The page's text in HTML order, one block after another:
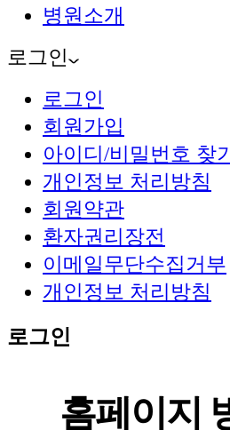
병원소개
로그인
로그인
회원가입
아이디/비밀번호 찾기
개인정보 처리방침
회원약관
환자권리장전
이메일무단수집거부
개인정보 처리방침
로그인
홈페이지